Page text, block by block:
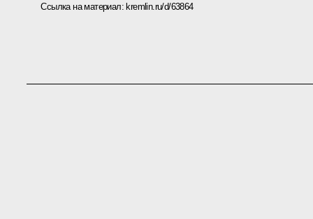
Ссылка на материал: kremlin.ru/d/63864